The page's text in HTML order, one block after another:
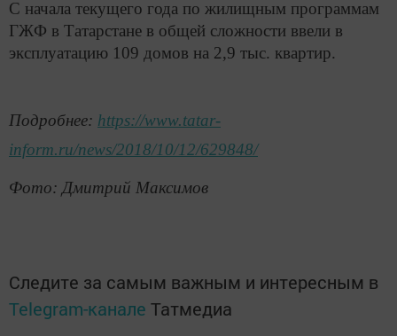
С начала текущего года по жилищным программам
ГЖФ в Татарстане в общей сложности ввели в
эксплуатацию 109 домов на 2,9 тыс. квартир.
Подробнее: https://www.tatar-
inform.ru/news/2018/10/12/629848/
Фото: Дмитрий Максимов
Следите за самым важным и интересным в
Telegram-канале Татмедиа